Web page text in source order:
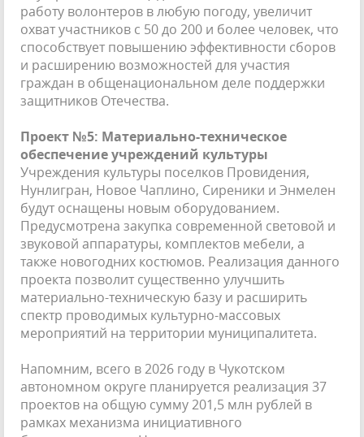
работу волонтеров в любую погоду, увеличит
охват участников с 50 до 200 и более человек, что
способствует повышению эффективности сборов
и расширению возможностей для участия
граждан в общенациональном деле поддержки
защитников Отечества.
Проект №5: Материально-техническое
обеспечение учреждений культуры
Учреждения культуры поселков Провидения,
Нунлигран, Новое Чаплино, Сиреники и Энмелен
будут оснащены новым оборудованием.
Предусмотрена закупка современной световой и
звуковой аппаратуры, комплектов мебели, а
также новогодних костюмов. Реализация данного
проекта позволит существенно улучшить
материально-техническую базу и расширить
спектр проводимых культурно-массовых
мероприятий на территории муниципалитета.
Напомним, всего в 2026 году в Чукотском
автономном округе планируется реализация 37
проектов на общую сумму 201,5 млн рублей в
рамках механизма инициативного